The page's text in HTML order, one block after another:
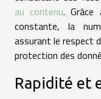
au contenu. Grâce
constante, la
assurant le respect
protection des
Rapidité et